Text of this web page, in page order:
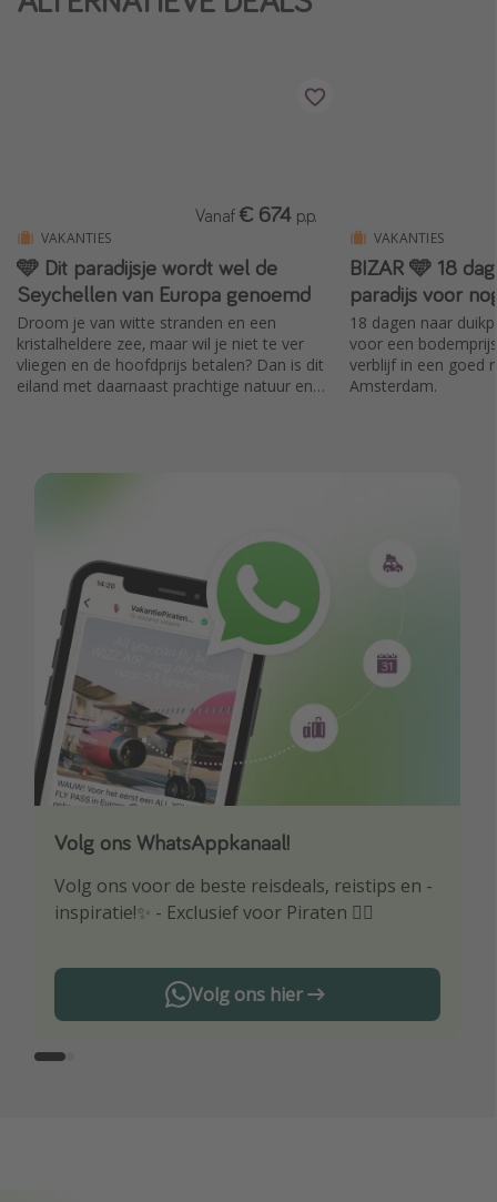
VAKANTIES
🩵 Dit paradijsje wordt wel de
Seychellen van Europa genoemd
Droom je van witte stranden en een
kristalheldere zee, maar wil je niet te ver
vliegen en de hoofdprijs betalen? Dan is dit
eiland met daarnaast prachtige natuur en
Vanaf € 674 p.p.
VAKANTIES
BIZAR 🩵 18
paradijs voor
18 dagen naar
voor een
verblijf in een goed
Amsterdam.
Volg ons WhatsAppkanaal!
Volg ons voor de beste reisdeals, reistips en -
inspiratie!✨ - Exclusief voor Piraten 🏴‍☠️
Volg ons hier
Download onze app
Wees als eerste op de hoogte van de beste
reisaanbiedingen